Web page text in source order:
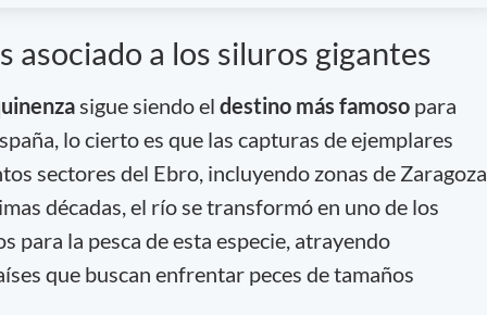
asociado a los siluros gigantes
sigue siendo el destino más famoso para
lo cierto es que las capturas de ejemplares
sectores del Ebro, incluyendo zonas de Zaragoza,
décadas, el río se transformó en uno de los
para la pesca de esta especie, atrayendo
que buscan enfrentar peces de tamaños